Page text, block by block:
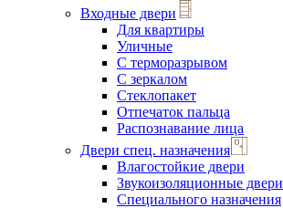
Входные двери
Для квартиры
Уличные
С терморазрывом
С зеркалом
Стеклопакет
Отпечаток пальца
Распознавание лица
Двери спец. назначения
Влагостойкие двери
Звукоизоляционные двери
Специального назначения